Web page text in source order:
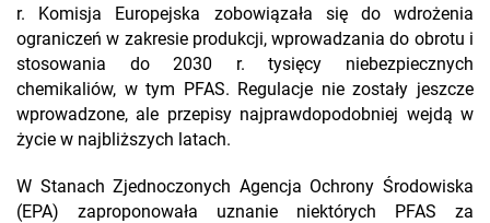
r. Komisja Europejska zobowiązała się do wdrożenia
ograniczeń w zakresie produkcji, wprowadzania do obrotu i
stosowania do 2030 r. tysięcy niebezpiecznych
chemikaliów, w tym PFAS. Regulacje nie zostały jeszcze
wprowadzone, ale przepisy najprawdopodobniej wejdą w
życie w najbliższych latach.
W Stanach Zjednoczonych Agencja Ochrony Środowiska
(EPA) zaproponowała uznanie niektórych PFAS za